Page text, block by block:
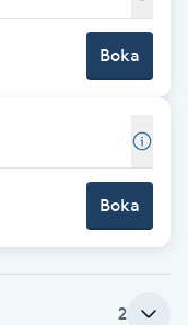
Boka
Boka
2